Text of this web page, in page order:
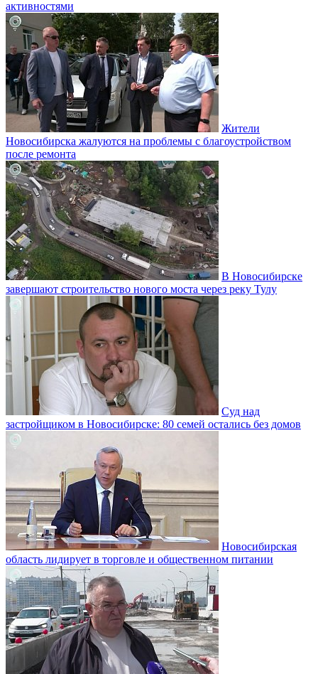
активностями
Жители
Новосибирска жалуются на проблемы с благоустройством
после ремонта
В Новосибирске
завершают строительство нового моста через реку Тулу
Суд над
застройщиком в Новосибирске: 80 семей остались без домов
Новосибирская
область лидирует в торговле и общественном питании